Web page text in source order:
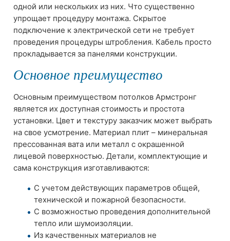
одной или нескольких из них. Что существенно
упрощает процедуру монтажа. Скрытое
подключение к электрической сети не требует
проведения процедуры штробления. Кабель просто
прокладывается за панелями конструкции.
Основное преимущество
Основным преимуществом потолков Армстронг
является их доступная стоимость и простота
установки. Цвет и текстуру заказчик может выбрать
на свое усмотрение. Материал плит – минеральная
прессованная вата или металл с окрашенной
лицевой поверхностью. Детали, комплектующие и
сама конструкция изготавливаются:
С учетом действующих параметров общей,
технической и пожарной безопасности.
С возможностью проведения дополнительной
тепло или шумоизоляции.
Из качественных материалов не